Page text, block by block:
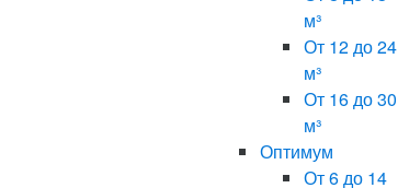
м³
От 12 до 24
м³
От 16 до 30
м³
Оптимум
От 6 до 14